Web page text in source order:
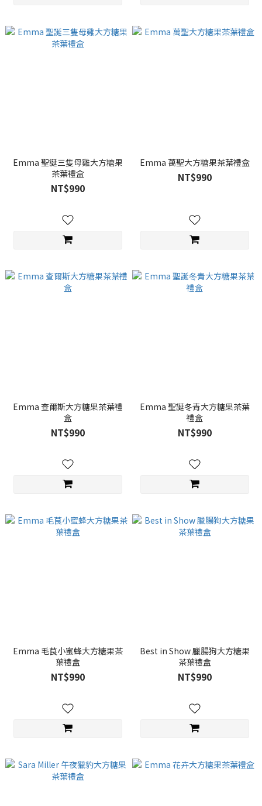
Emma 聖誕三隻母雞大方糖果
茶葉禮盒
NT$990
Emma 萬聖大方糖果茶葉禮盒
NT$990
Emma 查爾斯大方糖果茶葉禮
盒
NT$990
Emma 聖誕冬青大方糖果茶葉
禮盒
NT$990
Emma 毛茛小蜜蜂大方糖果茶
葉禮盒
NT$990
Best in Show 臘腸狗大方糖果
茶葉禮盒
NT$990